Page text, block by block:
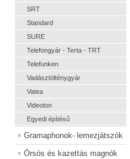
SRT
Standard
SURE
Telefongyár - Terta - TRT
Telefunken
Vadásztölténygyár
Vatea
Videoton
Egyedi építésű
Gramaphonok- lemezjátszók
Órsós és kazettás magnók